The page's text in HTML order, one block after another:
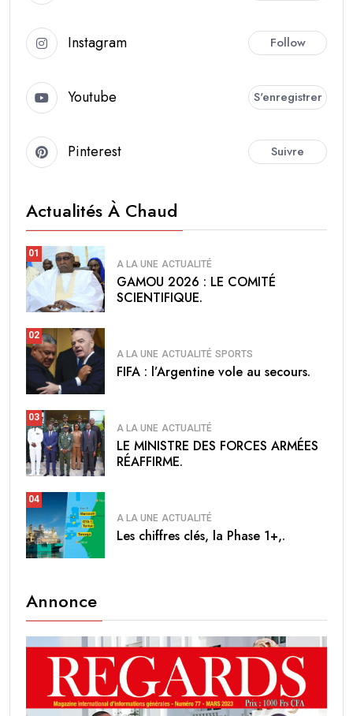
Instagram Follow
Youtube S'enregistrer
Pinterest Suivre
Actualités À Chaud
01
A LA UNE ACTUALITÉ
GAMOU 2026 : LE COMITÉ
SCIENTIFIQUE.
02
A LA UNE ACTUALITÉ SPORTS
FIFA : l’Argentine vole au secours.
03
A LA UNE ACTUALITÉ
LE MINISTRE DES FORCES ARMÉES
RÉAFFIRME.
04
A LA UNE ACTUALITÉ
Les chiffres clés, la Phase 1+,.
Annonce